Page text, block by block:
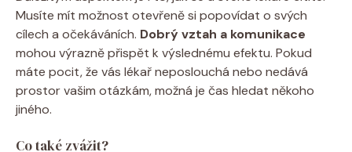
Musíte mít možnost otevřeně si popovídat o svých
cílech a očekáváních. Dobrý vztah a komunikace
mohou výrazně přispět k výslednému efektu. Pokud
máte pocit, že vás lékař neposlouchá nebo nedává
prostor vašim otázkám, možná je čas hledat někoho
jiného.
Co také zvážit?